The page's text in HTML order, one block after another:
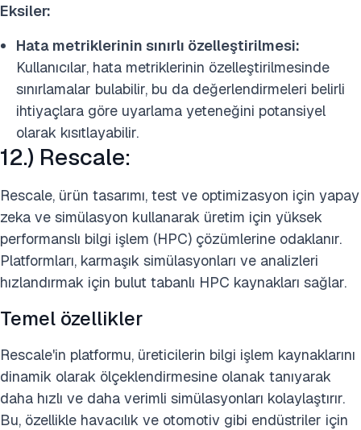
Eksiler:
Hata metriklerinin sınırlı özelleştirilmesi:
Kullanıcılar, hata metriklerinin özelleştirilmesinde
sınırlamalar bulabilir, bu da değerlendirmeleri belirli
ihtiyaçlara göre uyarlama yeteneğini potansiyel
olarak kısıtlayabilir.
12.) Rescale:
Rescale, ürün tasarımı, test ve optimizasyon için yapay
zeka ve simülasyon kullanarak üretim için yüksek
performanslı bilgi işlem (HPC) çözümlerine odaklanır.
Platformları, karmaşık simülasyonları ve analizleri
hızlandırmak için bulut tabanlı HPC kaynakları sağlar.
Temel özellikler
Rescale'in platformu, üreticilerin bilgi işlem kaynaklarını
dinamik olarak ölçeklendirmesine olanak tanıyarak
daha hızlı ve daha verimli simülasyonları kolaylaştırır.
Bu, özellikle havacılık ve otomotiv gibi endüstriler için